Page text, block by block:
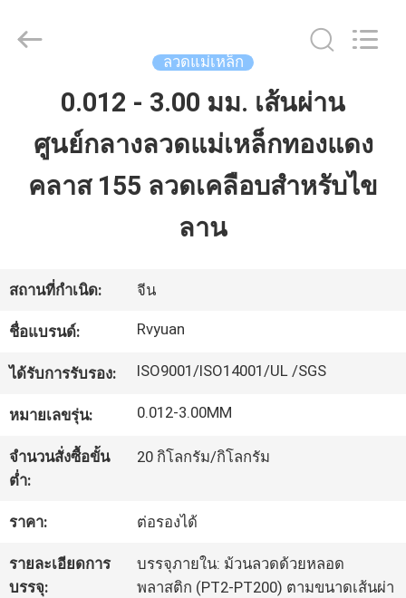
ผลิตภัณฑ์
ทัวร์
ควบคุม
Electric
Material
ลวดแม่เหล็ก
0.012 - 3.00 มม. เส้นผ่าน
ศูนย์กลางลวดแม่เหล็กทองแดง
คลาส 155 ลวดเคลือบสำหรับไข
ลาน
สถานที่กำเนิด: จีน
ชื่อแบรนด์: Rvyuan
ได้รับการรับรอง: ISO9001/ISO14001/UL /SGS
หมายเลขรุ่น: 0.012-3.00MM
จำนวนสั่งซื้อขั้น
ต่ำ:
20 กิโลกรัม/กิโลกรัม
ราคา: ต่อรองได้
รายละเอียดการ
บรรจุ:
บรรจุภายใน: ม้วนลวดด้วยหลอด
พลาสติก (PT2-PT200) ตามขนาดเส้นผ่า